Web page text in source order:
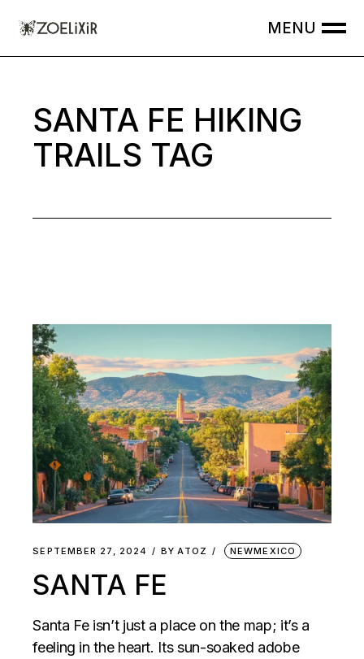
SANTA FE HIKING
TRAILS TAG
SEPTEMBER 27, 2024 BY ATOZ NEWMEXICO
SANTA FE
Santa Fe isn’t just a place on the map; it’s a
feeling in the heart. Its sun-soaked adobe